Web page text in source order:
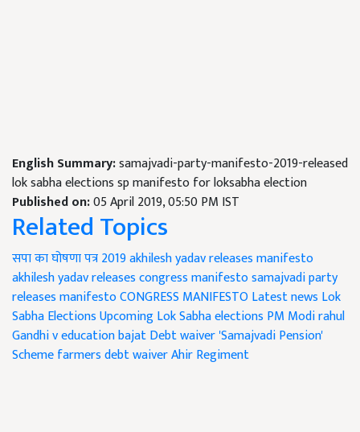
English Summary:samajvadi-party-manifesto-2019-released
lok sabha elections sp manifesto for loksabha election
Published on:05 April 2019, 05:50 PM IST
Related Topics
सपा का घोषणा पत्र 2019akhilesh yadav releases manifesto
akhilesh yadav releases congress manifestosamajvadi party
releases manifestoCONGRESS MANIFESTOLatest news Lok
Sabha ElectionsUpcoming Lok Sabha elections PM Modirahul
Gandhiveducation bajatDebt waiver'Samajvadi Pension'
Schemefarmers debt waiverAhir Regiment